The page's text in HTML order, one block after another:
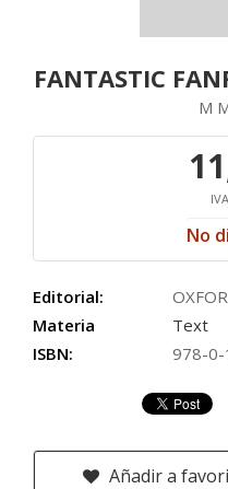
FANTASTIC
M
No
Editorial:
Materia
Text
ISBN:
978-
Añadir a